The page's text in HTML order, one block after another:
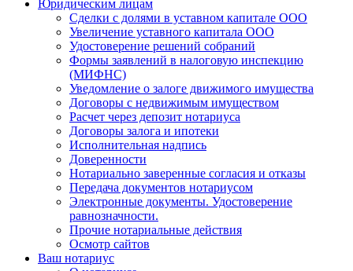
Юридическим лицам
Сделки с долями в уставном капитале ООО
Увеличение уставного капитала ООО
Удостоверение решений собраний
Формы заявлений в налоговую инспекцию
(МИФНС)
Уведомление о залоге движимого имущества
Договоры с недвижимым имуществом
Расчет через депозит нотариуса
Договоры залога и ипотеки
Исполнительная надпись
Доверенности
Нотариально заверенные согласия и отказы
Передача документов нотариусом
Электронные документы. Удостоверение
равнозначности.
Прочие нотариальные действия
Осмотр сайтов
Ваш нотариус